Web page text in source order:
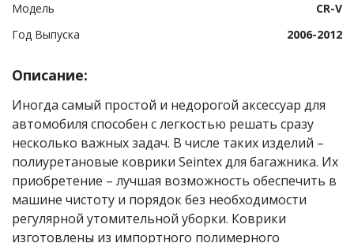
Модель
CR-V
Год Выпуска
2006-2012
Описание:
Иногда самый простой и недорогой аксессуар для
автомобиля способен с легкостью решать сразу
несколько важных задач. В числе таких изделий –
полиуретановые коврики Seintex для багажника. Их
приобретение – лучшая возможность обеспечить в
машине чистоту и порядок без необходимости
регулярной утомительной уборки. Коврики
изготовлены из импортного полимерного